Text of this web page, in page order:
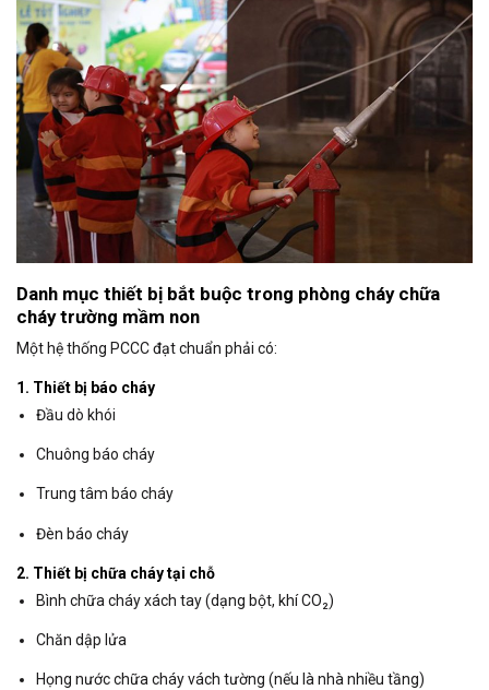
Danh mục thiết bị bắt buộc trong phòng cháy chữa
cháy trường mầm non
Một hệ thống PCCC đạt chuẩn phải có:
1. Thiết bị báo cháy
Đầu dò khói
Chuông báo cháy
Trung tâm báo cháy
Đèn báo cháy
2. Thiết bị chữa cháy tại chỗ
Bình chữa cháy xách tay (dạng bột, khí CO₂)
Chăn dập lửa
Họng nước chữa cháy vách tường (nếu là nhà nhiều tầng)